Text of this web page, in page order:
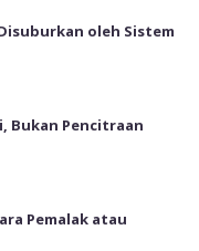
oleh Sistem
Bukan Pencitraan
Pemalak atau